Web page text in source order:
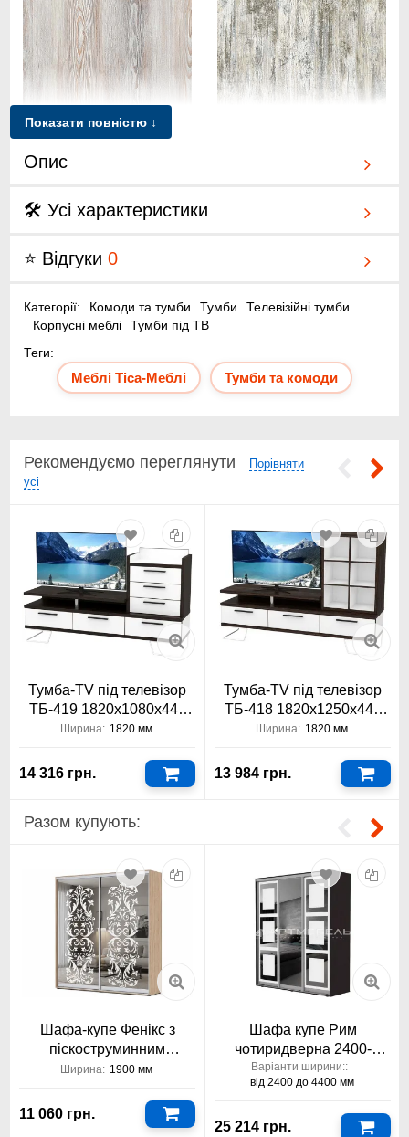
Дуб клондайк Дуб тахо
Горіх темний Бук Баварія
Венге магія Індастріал
Аляска Яблуня Локарно
Рожевий
Аспен
Кантрі Браун Мангрове дерево
Дуб корабельний Готланд
Делано темний Дезмонд
Показати повністю ↓
Опис
🛠 Усі характеристики
⭐ Відгуки 0
Категорії: Комоди та тумби Тумби
Телевізійні тумби
Корпусні меблі
Тумби під ТВ
Теги:
Меблі Тіса-Меблі Тумби та комоди
Рекомендуємо переглянути
Порівняти
усі
Тумба-TV під телевізор
ТБ-419 1820х1080х440
Тіса Меблі
Ширина: 1820 мм
14 316 грн.
Тумба-TV під телевізор
ТБ-418 1820х1250х440
Тіса Меблі
Ширина: 1820 мм
13 984 грн.
Разом купують:
Шафа-купе Фенікс з
піскоструминним
візерунком Стандарт
Ширина: 1900 мм
11 060 грн.
Шафа купе Рим
чотиридверна 2400-
4400/2400/600
Варіанти ширини::
від 2400 до 4400 мм
25 214 грн.